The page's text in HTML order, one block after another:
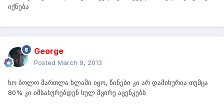
იქნება
George
Posted March 9, 2013
ხო ბოლო მართლა ხლამი იყო, წინები კი არ დამიხურია თუმცა
80% კი იმსახურებდენ სულ მცირე აცენკებს